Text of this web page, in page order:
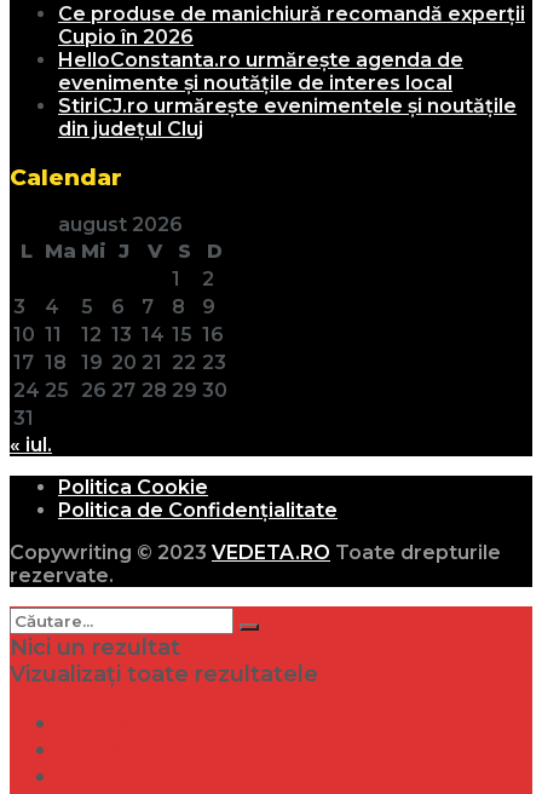
Ce produse de manichiură recomandă experții
Cupio în 2026
HelloConstanta.ro urmărește agenda de
evenimente și noutățile de interes local
StiriCJ.ro urmărește evenimentele și noutățile
din județul Cluj
Calendar
august 2026
L Ma Mi J V S
D
1
2
3
4 5 6 7 8
9
10 11 12 13 14 15 16
17 18 19 20 21 22 23
24 25 26 27 28 29 30
31
« iul.
Politica Cookie
Politica de Confidențialitate
Copywriting © 2023 VEDETA.RO Toate drepturile
rezervate.
Nici un rezultat
Vizualizați toate rezultatele